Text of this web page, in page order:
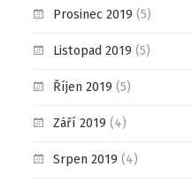
Prosinec 2019 (5)
Listopad 2019 (5)
Říjen 2019 (5)
Září 2019 (4)
Srpen 2019 (4)